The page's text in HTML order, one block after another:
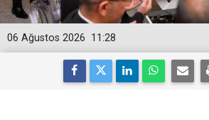
11:28
06 Ağustos 2026